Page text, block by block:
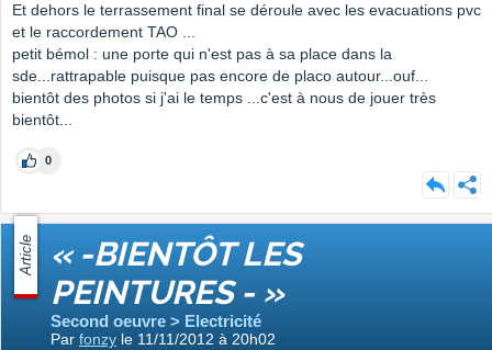
Et dehors le terrassement final se déroule avec les evacuations pvc
et le raccordement TAO ...
petit bémol : une porte qui n'est pas à sa place dans la
sde...rattrapable puisque pas encore de placo autour...ouf...
bientôt des photos si j'ai le temps ...c'est à nous de jouer très
bientôt...
0
Article « -BIENTÔT LES
PEINTURES - »
Second oeuvre > Electricité
Par fonzy le 11/11/2012 à 20h02